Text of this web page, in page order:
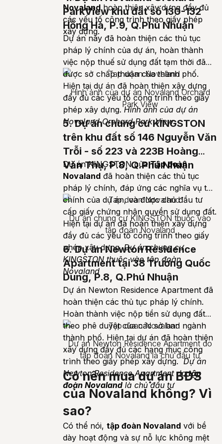
Novalandhoàn thiện xây dựng đầy đủ
các yếu tố công trình theo giấy phép
xây dựng.
ParkView khu đất số 130-132
Hồng Hà, P.9, Q.Phú Nhuận
Dự án này đã hoàn thiện các thủ tục
pháp lý chính của dự án, hoàn thành
việc nộp thuế sử dụng đất tạm thời đã
được sở chấp thuận của thành phố.
Hiện tại dự án đã hoàn thiện xây dựng
đầy đủ các yếu tố công trình theo giấy
phép xây dựng. Hình ảnh của dự án
Novaland Orchard Park View
Hình ảnh của dự án Novaland Orchard
Park View
5. Dự án chung cư KINGSTON
trên khu đất số 146 Nguyễn Văn
Trỗi - số 223 và 223B Hoàng
Văn Thụ, P.8, Q.Phú Nhuận
Dự án KINGSTON củaTập đoàn
Novaland đã hoàn thiện các thủ tục
pháp lý chính, đáp ứng các nghĩa vụ tài
chính của dự án, và được chủ đầu tư
cấp giấy chứng nhận quyền sử dụng đất.
Hiện tại dự án đã hoàn thiện xây dựng
đầy đủ các yếu tố công trình theo giấy
phép xây dựng. Dự án chung cư
KINGSTON thuộc vào tập đoàn
Novaland
Dự án chung cư KINGSTON thuộc vào
tập đoàn Novaland
6. Dự án Newton Residence
Apartment tại 38 Trương Quốc
Dung, P.8, Q.Phú Nhuận
Dự án Newton Residence Apartment đã
hoàn thiện các thủ tục pháp lý chính.
Hoàn thành việc nộp tiền sử dụng đất
theo phê duyệt của các sở ban ngành
thành phố. Hiện tại dự án đã hoàn thiện
xây dựng đầy đủ các hạng mục công
trình theo giấy phép xây dựng. Dự án
Newton Residence Apartment dotập
đoàn Novalandlà chủ đầu tư
Dự án Newton Residence Apartment do
tập đoàn Novaland là chủ đầu tư
Có nên mua dự án BĐS
của Novaland không? Vì
sao?
Có thể nói, tập đoàn Novaland với bề
dày hoạt động và sự nỗ lực không mệt